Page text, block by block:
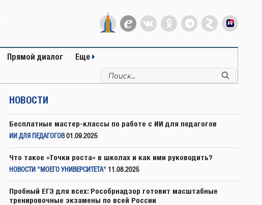
Прямой диалог Еще
Искать:
НОВОСТИ
Бесплатные мастер-классы по работе с ИИ для педагогов
ИИ ДЛЯ ПЕДАГОГОВ 01.09.2025
Что такое «Точки роста» в школах и как ими руководить?
НОВОСТИ "МОЕГО УНИВЕРСИТЕТА" 11.08.2025
Пробный ЕГЭ для всех: Рособрнадзор готовит масштабные
тренировочные экзамены по всей России